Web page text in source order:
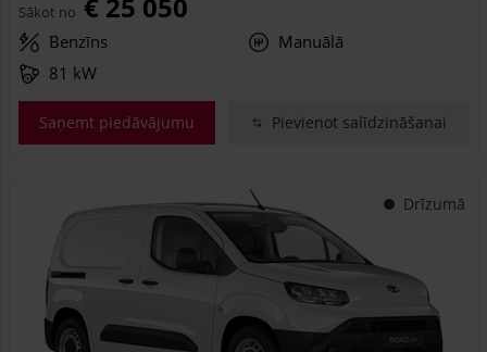
Sākot no
Benzīns
Manuālā
81 kW
Saņemt piedāvājumu Pievienot salīdzināšanai
Drīzumā